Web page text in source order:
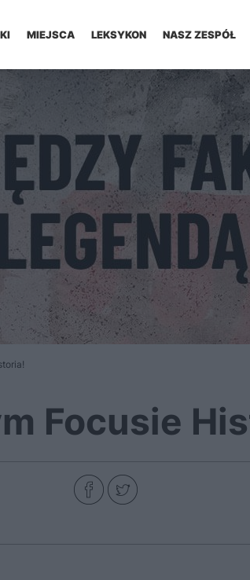
MIEJSCA LEKSYKON NASZ ZESPÓŁ
Focusie